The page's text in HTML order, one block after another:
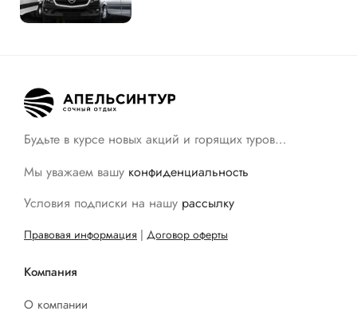
Будьте в курсе новых акций и горящих туров…
Мы уважаем вашу конфиденциальность
Условия подписки на нашу рассылку
Правовая информация | Договор оферты
Компания
О компании